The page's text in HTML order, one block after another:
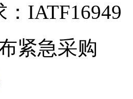
IATF16949
紧急采购